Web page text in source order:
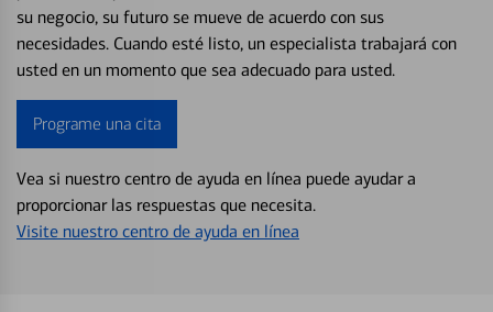
su negocio, su futuro se mueve de acuerdo con sus
necesidades. Cuando esté listo, un especialista trabajará con
usted en un momento que sea adecuado para usted.
Programe una cita
Vea si nuestro centro de ayuda en línea puede ayudar a
proporcionar las respuestas que necesita.
Visite nuestro centro de ayuda en línea